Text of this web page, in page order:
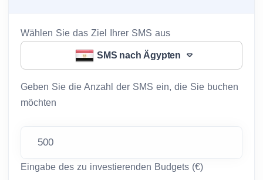
Wählen Sie das Ziel Ihrer SMS aus
SMS nach Ägypten
Geben Sie die Anzahl der SMS ein, die Sie buchen
möchten
Eingabe des zu investierenden Budgets (€)